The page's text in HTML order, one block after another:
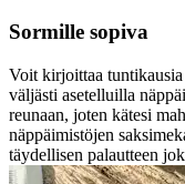
Sormille sopiva
Voit kirjoittaa
väljästi asetelluilla
reunaan, joten kätesi
näppäimistöjen
täydellisen palautteen